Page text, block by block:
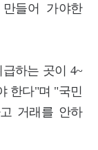
들어 가야한
하는 곳이 4~
한다"며 "국민
거래를 안하